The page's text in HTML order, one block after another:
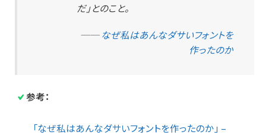
だ」とのこと。
──なぜ私はあんなダサいフォントを
作ったのか
参考：
「なぜ私はあんなダサいフォントを作ったのか」 –